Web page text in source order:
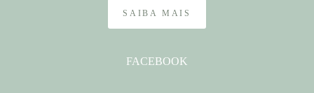
SAIBA MAIS
FACEBOOK